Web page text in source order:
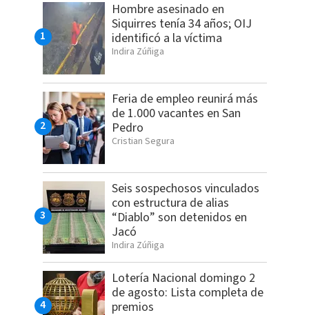
Hombre asesinado en
Siquirres tenía 34 años; OIJ
identificó a la víctima
Indira Zúñiga
Feria de empleo reunirá más
de 1.000 vacantes en San
Pedro
Cristian Segura
Seis sospechosos vinculados
con estructura de alias
“Diablo” son detenidos en
Jacó
Indira Zúñiga
Lotería Nacional domingo 2
de agosto: Lista completa de
premios